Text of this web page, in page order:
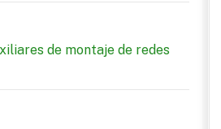
de montaje de redes